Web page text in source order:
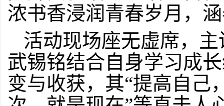
浓书香浸润青春岁月，
活动现场座无虚席，
武锡铭结合自身学习成
变与收获，其“提高自己